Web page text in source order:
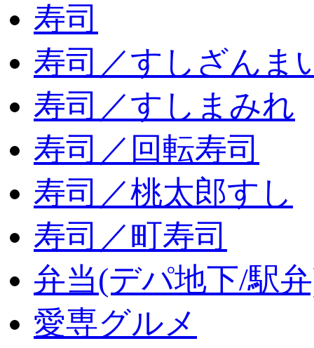
寿司
寿司／すしざんま
寿司／すしまみれ
寿司／回転寿司
寿司／桃太郎すし
寿司／町寿司
弁当(デパ地下/駅
愛専グルメ